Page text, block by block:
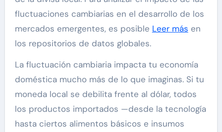
fluctuaciones cambiarias en el desarrollo de los
mercados emergentes, es posible Leer más en
los repositorios de datos globales.
La fluctuación cambiaria impacta tu economía
doméstica mucho más de lo que imaginas. Si tu
moneda local se debilita frente al dólar, todos
los productos importados —desde la tecnología
hasta ciertos alimentos básicos e insumos